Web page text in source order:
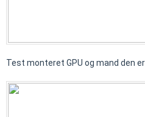
Test monteret GPU og mand den